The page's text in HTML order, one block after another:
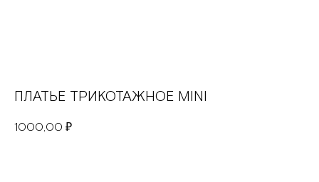
ПЛАТЬЕ ТРИКОТАЖНОЕ MINI
1000,00 ₽